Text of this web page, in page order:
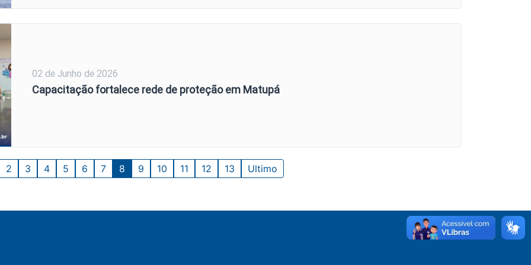
02 de Junho de 2026
Capacitação fortalece rede de proteção em Matupá
2 3 4 5 6 7 8 9 10 11 12 13 Ultimo